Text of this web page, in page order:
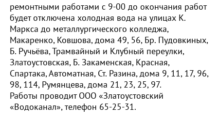
ремонтными работами с 9-00 до окончания работ
будет отключена холодная вода на улицах К.
Маркса до металлургического колледжа,
Макаренко, Ковшова, дома 49, 56, Бр. Пудовкиных,
Б. Ручьёва, Трамвайный и Клубный переулки,
Златоустовская, Б. Закаменская, Красная,
Спартака, Автоматная, Ст. Разина, дома 9, 11, 17, 96,
98, 114, Румянцева, дома 21, 23, 25, 97.
Работы проводит ООО «Златоустовский
«Водоканал», телефон 65-25-31.